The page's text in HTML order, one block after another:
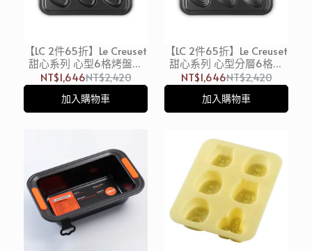
【LC 2件65折】Le Creuset
甜心系列 心型6格烤盤模
具 無紙盒
NT$1,646NT$2,420
加入購物車
【LC 2件65折】Le Creuset
甜心系列 心型分層6格烤
盤模具 無紙盒
NT$1,646NT$2,420
加入購物車